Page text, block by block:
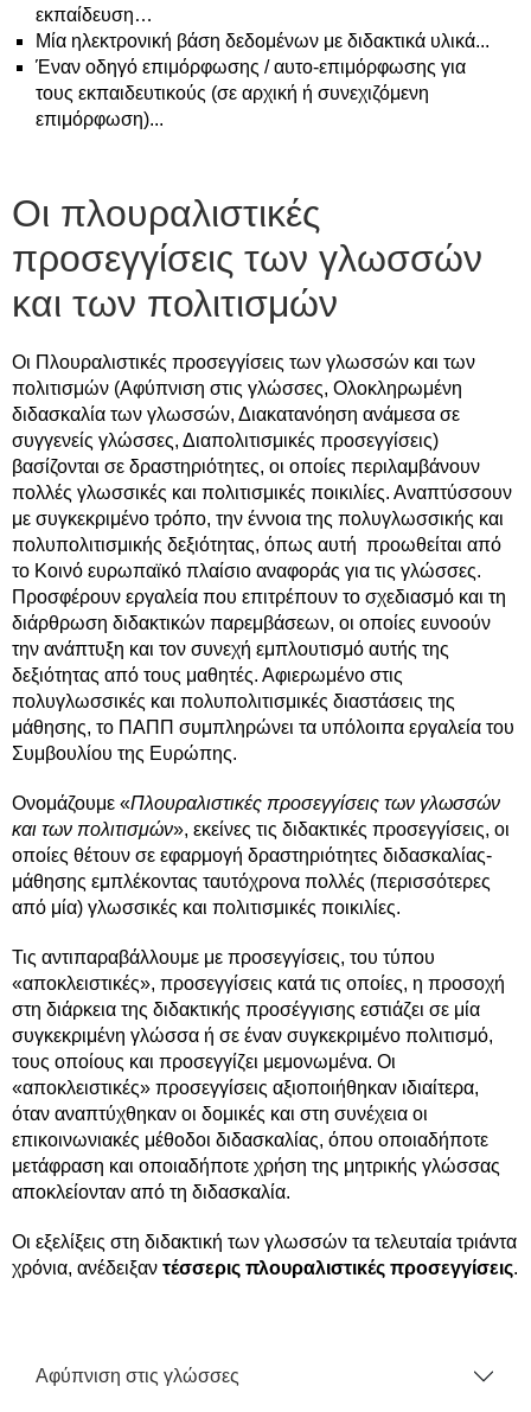
εκπαίδευση…
Μία ηλεκτρονική βάση δεδομένων με διδακτικά υλικά...
Έναν οδηγό επιμόρφωσης / αυτο-επιμόρφωσης για
τους εκπαιδευτικούς (σε αρχική ή συνεχιζόμενη
επιμόρφωση)...
Οι πλουραλιστικές
προσεγγίσεις των γλωσσών
και των πολιτισμών
Οι Πλουραλιστικές προσεγγίσεις των γλωσσών και των
πολιτισμών (Αφύπνιση στις γλώσσες, Ολοκληρωμένη
διδασκαλία των γλωσσών, Διακατανόηση ανάμεσα σε
συγγενείς γλώσσες, Διαπολιτισμικές προσεγγίσεις)
βασίζονται σε δραστηριότητες, οι οποίες περιλαμβάνουν
πολλές γλωσσικές και πολιτισμικές ποικιλίες. Αναπτύσσουν
με συγκεκριμένο τρόπο, την έννοια της πολυγλωσσικής και
πολυπολιτισμικής δεξιότητας, όπως αυτή προωθείται από
το Κοινό ευρωπαϊκό πλαίσιο αναφοράς για τις γλώσσες.
Προσφέρουν εργαλεία που επιτρέπουν το σχεδιασμό και τη
διάρθρωση διδακτικών παρεμβάσεων, οι οποίες ευνοούν
την ανάπτυξη και τον συνεχή εμπλουτισμό αυτής της
δεξιότητας από τους μαθητές. Αφιερωμένο στις
πολυγλωσσικές και πολυπολιτισμικές διαστάσεις της
μάθησης, το ΠΑΠΠ συμπληρώνει τα υπόλοιπα εργαλεία του
Συμβουλίου της Ευρώπης.
Ονομάζουμε «Πλουραλιστικές προσεγγίσεις των γλωσσών
και των πολιτισμών», εκείνες τις διδακτικές προσεγγίσεις, οι
οποίες θέτουν σε εφαρμογή δραστηριότητες διδασκαλίας-
μάθησης εμπλέκοντας ταυτόχρονα πολλές (περισσότερες
από μία) γλωσσικές και πολιτισμικές ποικιλίες.
Τις αντιπαραβάλλουμε με προσεγγίσεις, του τύπου
«αποκλειστικές», προσεγγίσεις κατά τις οποίες, η προσοχή
στη διάρκεια της διδακτικής προσέγγισης εστιάζει σε μία
συγκεκριμένη γλώσσα ή σε έναν συγκεκριμένο πολιτισμό,
τους οποίους και προσεγγίζει μεμονωμένα. Οι
«αποκλειστικές» προσεγγίσεις αξιοποιήθηκαν ιδιαίτερα,
όταν αναπτύχθηκαν οι δομικές και στη συνέχεια οι
επικοινωνιακές μέθοδοι διδασκαλίας, όπου οποιαδήποτε
μετάφραση και οποιαδήποτε χρήση της μητρικής γλώσσας
αποκλείονταν από τη διδασκαλία.
Οι εξελίξεις στη διδακτική των γλωσσών τα τελευταία τριάντα
χρόνια, ανέδειξαν τέσσερις πλουραλιστικές προσεγγίσεις.
Αφύπνιση στις γλώσσες